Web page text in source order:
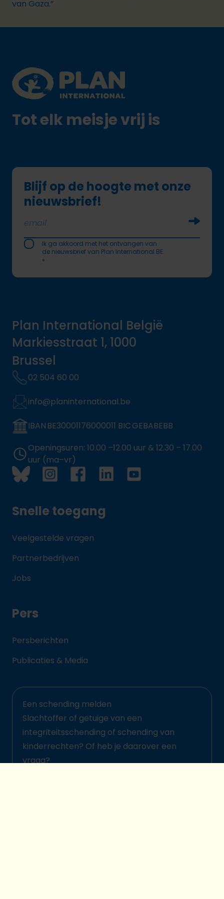
van Gaza.”
Plan International logo
Tot elk meisje vrij is
Blijf op de hoogte met onze
nieuwsbrief!
Ik ga akkoord met het ontvangen van
de nieuwsbrief van Plan International BE.
*
Plan International België
Markiesstraat 1, 1000
Brussel
02 504 60 00
info@planinternational.be
IBAN BE30001176000011 BIC GEBABEBB
Openingsuren: 10.00 –12.00 uur & 12.30 – 17.00
uur (ma–vr)
Snelle toegang
Veelgestelde vragen
Partnerbedrijven
Jobs
Pers
Persberichten
Publicaties & Media
Een schending melden
Slachtoffer of getuige van een
integriteitsschending of schending van
kinderrechten? Of heb je daarover een
vraag?